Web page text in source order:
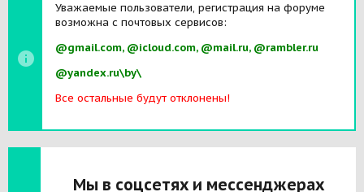
Уважаемые пользователи, регистрация на форуме
возможна с почтовых сервисов:
@gmail.com, @icloud.com, @mail.ru, @rambler.ru
@yandex.ru\by\
Все остальные будут отклонены!
Мы в соцсетях и мессенджерах